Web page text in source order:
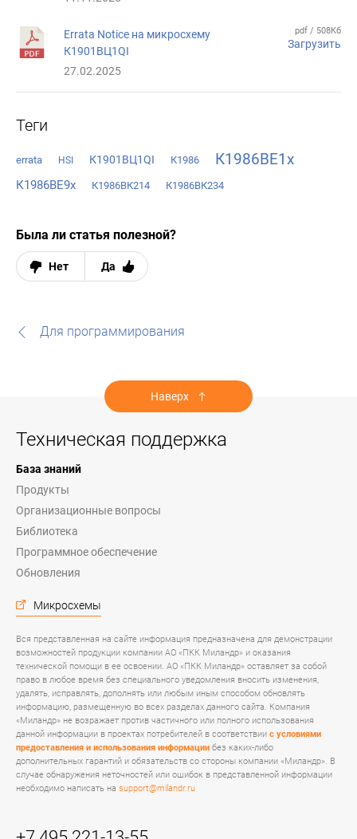
Errata Notice на микросхему
К1901ВЦ1QI
27.02.2025
pdf / 508Кб
Загрузить
Теги
errata HSI К1901ВЦ1QI К1986 К1986ВЕ1x
К1986ВЕ9х К1986ВК214 К1986ВК234
Была ли статья полезной?
Нет Да
Для программирования
Наверх
Техническая поддержка
База знаний
Продукты
Организационные вопросы
Библиотека
Программное обеспечение
Обновления
Микросхемы
Вся представленная на сайте информация предназначена для демонстрации
возможностей продукции компании АО «ПКК Миландр» и оказания
технической помощи в ее освоении. АО «ПКК Миландр» оставляет за собой
право в любое время без специального уведомления вносить изменения,
удалять, исправлять, дополнять или любым иным способом обновлять
информацию, размещенную во всех разделах данного сайта. Компания
«Миландр» не возражает против частичного или полного использования
данной информации в проектах потребителей в соответствии с условиями
предоставления и использования информации без каких-либо
дополнительных гарантий и обязательств со стороны компании «Миландр». В
случае обнаружения неточностей или ошибок в представленной информации
необходимо написать на support@milandr.ru